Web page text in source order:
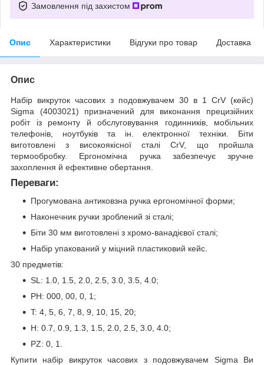
Замовлення під захистом
Опис Характеристики Відгуки про товар Доставка
Опис
Набір викруток часових з подовжувачем 30 в 1 CrV (кейс)
Sigma (4003021) призначений для виконання прецизійних
робіт із ремонту й обслуговування годинників, мобільних
телефонів, ноутбуків та ін. електронної техніки. Біти
виготовлені з високоякісної сталі CrV, що пройшла
термообробку. Ергономічна ручка забезпечує зручне
захоплення й ефективне обертання.
Переваги:
Прогумована антиковзна ручка ергономічної форми;
Наконечник ручки зроблений зі сталі;
Біти 30 мм виготовлені з хромо-ванадієвої сталі;
Набір упакований у міцний пластиковий кейс.
30 предметів:
SL: 1.0, 1.5, 2.0, 2.5, 3.0, 3.5, 4.0;
PH: 000, 00, 0, 1;
T: 4, 5, 6, 7, 8, 9, 10, 15, 20;
H: 0.7, 0.9, 1.3, 1.5, 2.0, 2.5, 3.0, 4.0;
PZ: 0, 1.
Купити набір викруток часових з подовжувачем Sigma Ви